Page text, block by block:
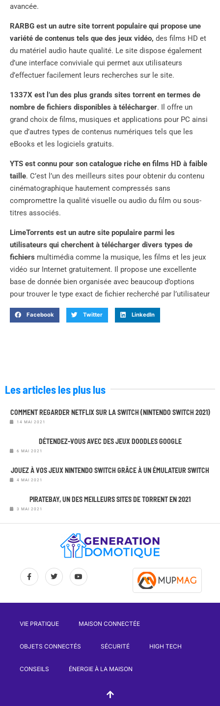
avancée.
RARBG est un autre site torrent populaire qui propose une
variété de contenus tels que des jeux vidéo, des films HD et
du matériel audio haute qualité. Le site dispose également
d’une interface conviviale qui permet aux utilisateurs
d’effectuer facilement leurs recherches sur le site.
1337X est l’un des plus grands sites torrent en termes de
nombre de fichiers disponibles à télécharger. Il offre un
grand choix de films, musiques et applications pour PC ainsi
que d’autres types de contenus numériques tels que les
eBooks et les logiciels gratuits.
YTS est connu pour son catalogue riche en films HD à faible
taille. C’est l’un des meilleurs sites pour obtenir du contenu
cinématographique hautement compressés sans
compromettre la qualité visuelle ou audio du film ou sous-
titres associés.
LimeTorrents est un autre site populaire parmi les
utilisateurs qui cherchent à télécharger divers types de
fichiers multimédia comme la musique, les films et les jeux
vidéo sur Internet gratuitement. Il propose une excellente
base de donnée bien organisée avec beaucoup d’options
pour trouver le type exact de fichier recherché par l’utilisateur
Facebook Twitter LinkedIn
Les articles les plus lus
COMMENT REGARDER NETFLIX SUR LA SWITCH (NINTENDO SWITCH 2021)
14 MAI 2021
DÉTENDEZ-VOUS AVEC DES JEUX DOODLES GOOGLE
6 MAI 2021
JOUEZ À VOS JEUX NINTENDO SWITCH GRÂCE À UN ÉMULATEUR SWITCH
4 MAI 2021
PIRATEBAY, UN DES MEILLEURS SITES DE TORRENT EN 2021
3 MAI 2021
VIE PRATIQUE MAISON CONNECTÉE
OBJETS CONNECTÉS SÉCURITÉ HIGH TECH
CONSEILS ÉNERGIE À LA MAISON